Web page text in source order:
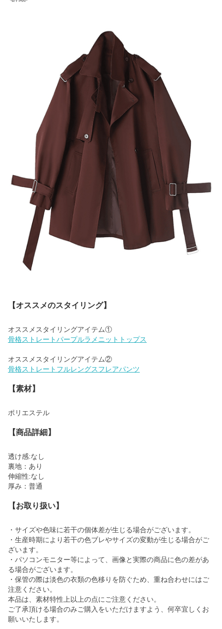
【オススメのスタイリング】
骨格ストレートパープルラメニットトップス
骨格ストレートフルレングスフレアパンツ
【素材】
ポリエステル
【商品詳細】
透け感:なし
裏地：あり
伸縮性:なし
厚み：普通
【お取り扱い】
・サイズや色味に若干の個体差が生じる場合がございます。
・生産時期により若干の色ブレやサイズの変動が生じる場合がご
ざいます。
・パソコンモニター等によって、画像と実際の商品に色の差があ
る場合がございます。
・保管の際は淡色の衣類の色移りを防ぐため、重ね合わせにはご
注意ください。
本品は、素材特性上以上の点にご注意ください。
ご了承頂ける場合のみご購入をいただけますよう、何卒宜しくお
願いいたします。